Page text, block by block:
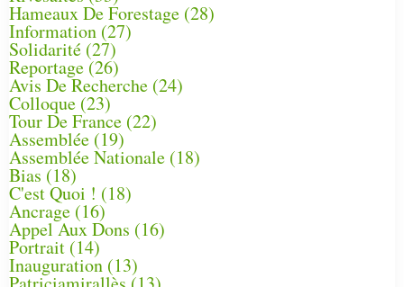
Hameaux De Forestage (28)
Information (27)
Solidarité (27)
Reportage(26)
Avis De Recherche (24)
Colloque (23)
Tour De France (22)
Assemblée (19)
Assemblée Nationale (18)
Bias (18)
C'est Quoi ! (18)
Ancrage (16)
Appel Aux Dons (16)
Portrait (14)
Inauguration (13)